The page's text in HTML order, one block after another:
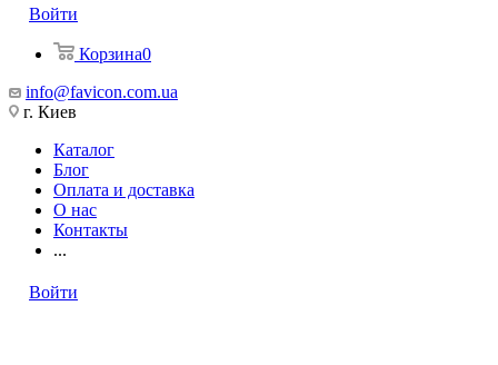
Войти
Корзина0
info@favicon.com.ua
г. Киев
Каталог
Блог
Оплата и доставка
О нас
Контакты
...
Войти